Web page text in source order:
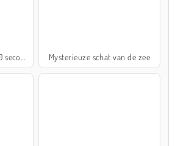
Mysterieuze schat van de zee